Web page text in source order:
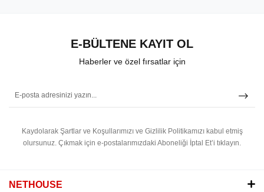
E-BÜLTENE KAYIT OL
Haberler ve özel fırsatlar için
Kaydolarak Şartlar ve Koşullarımızı ve Gizlilik Politikamızı kabul etmiş
olursunuz. Çıkmak için e-postalarımızdaki Aboneliği İptal Et’i tıklayın.
NETHOUSE